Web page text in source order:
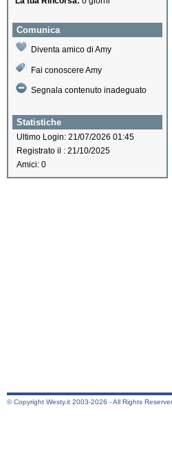
Comunica
Diventa amico di Amy
Fai conoscere Amy
Segnala contenuto inadeguato
Statistiche
Ultimo Login: 21/07/2026 01:45
Registrato il : 21/10/2025
Amici: 0
© Copyright Westy.it 2003-2026 - All Rights